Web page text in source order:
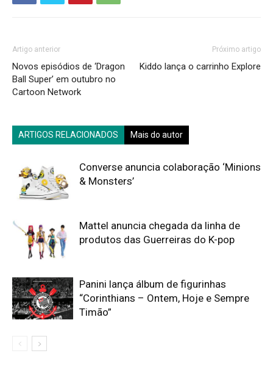
Artigo anterior
Novos episódios de ‘Dragon
Ball Super’ em outubro no
Cartoon Network
Próximo artigo
Kiddo lança o carrinho Explore
ARTIGOS RELACIONADOS Mais do autor
Converse anuncia colaboração ‘Minions
& Monsters’
Mattel anuncia chegada da linha de
produtos das Guerreiras do K-pop
Panini lança álbum de figurinhas
“Corinthians – Ontem, Hoje e Sempre
Timão”